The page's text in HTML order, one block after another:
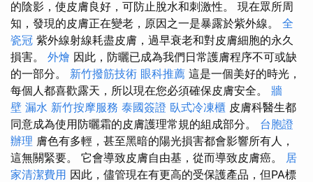
的陰影，使皮膚良好，可防止脫水和刺激性。 現在眾所周
知，發現的皮膚正在變老，原因之一是暴露於紫外線。 全
瓷冠 紫外線射線耗盡皮膚，過早衰老和對皮膚細胞的永久
損害。 外燴 因此，防曬已成為我們日常護膚程序不可或缺
的一部分。 新竹撥筋技術 眼科推薦 這是一個美好的時光，
每個人都喜歡露天，所以現在您必須確保皮膚安全。 牆
壁 漏水 新竹按摩服務 泰國簽證 臥式冷凍櫃 皮膚科醫生都
同意成為使用防曬霜的皮膚護理常規的組成部分。 台胞證
辦理 膚色有多輕，甚至黑暗的陽光損害都會影響所有人，
這無關緊要。 它會導致皮膚自由基，從而導致皮膚癌。 居
家清潔費用 因此，儘管現在有更高的受保護產品，但PA標